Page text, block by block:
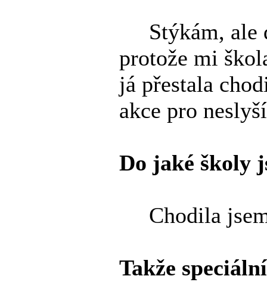
Stýkám, ale
protože mi
já přestala
akce pro
Do jaké školy
Chodila jsem
Takže